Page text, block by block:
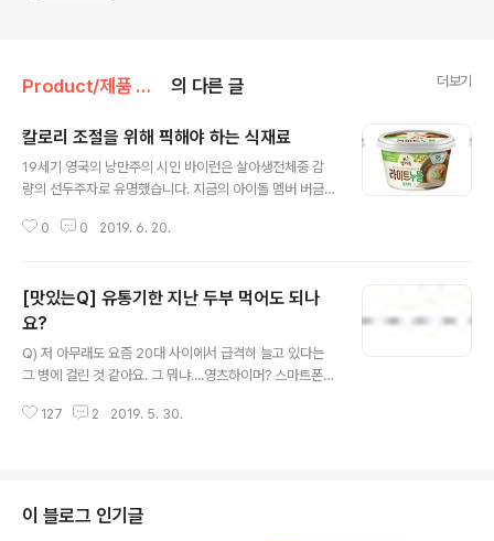
Product/제품 메이킹 스토리 의 다른 글 더보기
칼로리 조절을 위해 픽해야 하는 식재료
19세기 영국의 낭만주의 시인 바이런은 살아생전체중 감
량의 선두주자로 유명했습니다. 지금의 아이돌 멤버 버금
질이어서 스트레스를 많이 받았다고 하는데요. 강박에 가
에도 날씬한 외모를 유지하기 위해 식초를 통째로 마시거
나 식초에 절인 감자를 먹었다고. 바이런을 흠모했던 영국
의 젊은이들은 창백하고 마른 그의 외모를 닮기 위해 앞다
퉈 식초를 마시기 시작했는데 심지어 빅토리아 여왕도 따
쇠털만큼 긴 시간이 흘렀고 별별 오만 가지 살 빼기 방법이
0 0 2019. 6. 20.
[맛있는Q] 유통기한 지난 두부 먹어도 되나
요?
Q) 저 아무래도 요즘 20대 사이에서 급격히 늘고 있다는
그 병에 걸린 것 같아요. 그 뭐냐....영츠하이머? 스마트폰
도 냉장고를 열었더니 휴대폰이 왜 거기서 나와? 그리고 그
았죠. 그랬더니...뜨헐!!! 두부의 소비기한이 무려 ‘90일’이
라는 겁니다. 이거 레알 실화인가요? 혹시 ‘9일’을 잘못 쓴
127 2 2019. 5. 30.
이 블로그 인기글